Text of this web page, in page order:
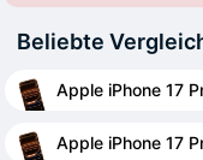
Beliebte